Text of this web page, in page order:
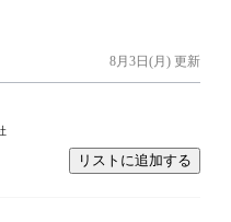
8月3日(月) 更新
リストに追加する